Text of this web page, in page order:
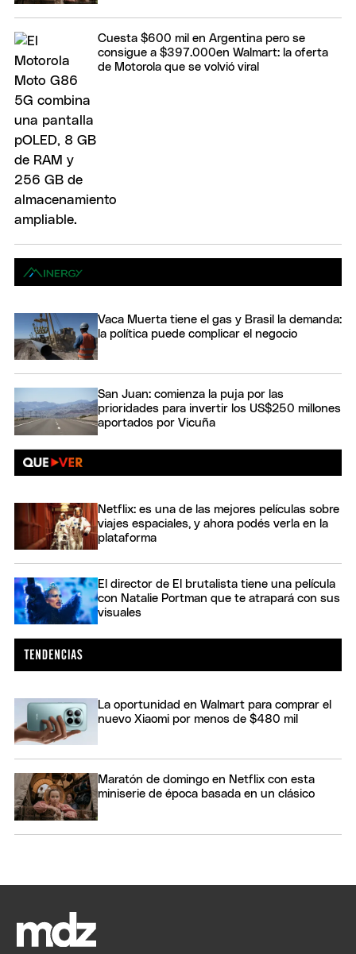
Cuesta $600 mil en Argentina pero se
consigue a $397.000en Walmart: la oferta
de Motorola que se volvió viral
Vaca Muerta tiene el gas y Brasil la demanda:
la política puede complicar el negocio
San Juan: comienza la puja por las
prioridades para invertir los US$250 millones
aportados por Vicuña
Netflix: es una de las mejores películas sobre
viajes espaciales, y ahora podés verla en la
plataforma
El director de El brutalista tiene una película
con Natalie Portman que te atrapará con sus
visuales
La oportunidad en Walmart para comprar el
nuevo Xiaomi por menos de $480 mil
Maratón de domingo en Netflix con esta
miniserie de época basada en un clásico